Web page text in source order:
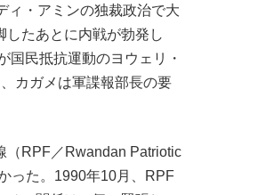
ィ・アミンの独裁政治で大
たあとに内戦が勃発し
国民抵抗運動のヨウェリ・
カガメは軍諜報部長の要
（RPF／Rwandan Patriotic
った。1990年10月、RPF